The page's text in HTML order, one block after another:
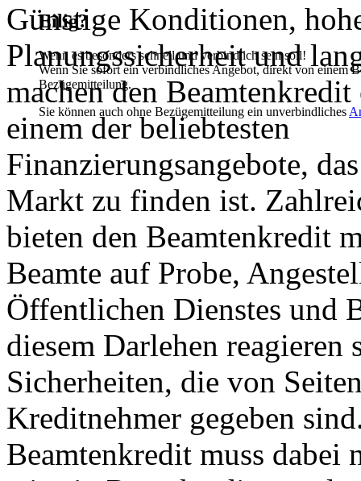
Eilig?
Wenn es besonders schnell und verbindlich sein soll!
Wenn Sie sofort ein verbindliches Angebot, direkt von einem
Bezügemitteilung.
Sie können auch ohne Bezügemitteilung ein unverbindliches
Günstige Konditionen,
Planungssicherheit und
machen den
einem der beliebtesten
Finanzierungsangebote,
Markt zu finden ist.
bieten den Beamtenkredit
Beamte auf Probe,
Öffentlichen Dienstes und
diesem Darlehen reagieren
Sicherheiten, die von
Kreditnehmer gegeben
Beamtenkredit muss dabei